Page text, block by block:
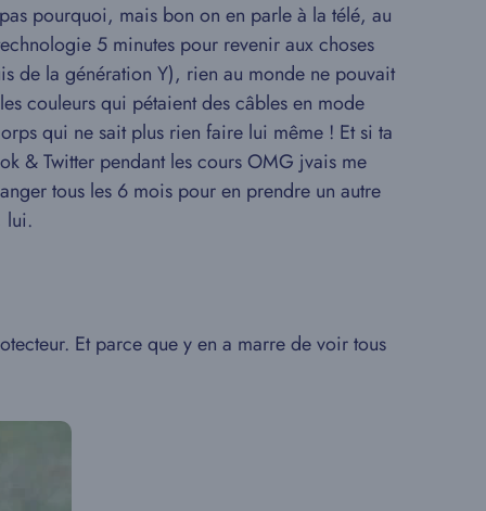
pourquoi, mais bon on en parle à la télé, au
5 minutes pour revenir aux choses
de la génération Y), rien au monde ne pouvait
couleurs qui pétaient des câbles en mode
qui ne sait plus rien faire lui même ! Et si ta
& Twitter pendant les cours OMG jvais me
tous les 6 mois pour en prendre un autre
lui.
Et parce que y en a marre de voir tous